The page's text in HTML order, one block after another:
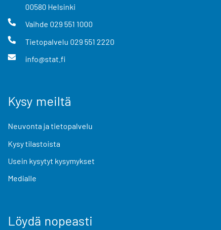
00580 Helsinki
Vaihde 029 551 1000
Tietopalvelu 029 551 2220
info@stat.fi
Kysy meiltä
Neuvonta ja tietopalvelu
Kysy tilastoista
Usein kysytyt kysymykset
Medialle
Löydä nopeasti